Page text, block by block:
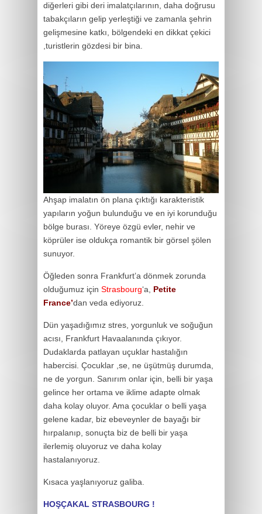
diğerleri gibi deri imalatçılarının, daha doğrusu
tabakçıların gelip yerleştiği ve zamanla şehrin
gelişmesine katkı, bölgendeki en dikkat çekici
,turistlerin gözdesi bir bina.
Ahşap imalatın ön plana çıktığı karakteristik
yapıların yoğun bulunduğu ve en iyi korunduğu
bölge burası. Yöreye özgü evler, nehir ve
köprüler ise oldukça romantik bir görsel şölen
sunuyor.
Öğleden sonra Frankfurt’a dönmek zorunda
olduğumuz için Strasbourg‘a, Petite
France’dan veda ediyoruz.
Dün yaşadığımız stres, yorgunluk ve soğuğun
acısı, Frankfurt Havaalanında çıkıyor.
Dudaklarda patlayan uçuklar hastalığın
habercisi. Çocuklar ,se, ne üşütmüş durumda,
ne de yorgun. Sanırım onlar için, belli bir yaşa
gelince her ortama ve iklime adapte olmak
daha kolay oluyor. Ama çocuklar o belli yaşa
gelene kadar, biz ebeveynler de bayağı bir
hırpalanıp, sonuçta biz de belli bir yaşa
ilerlemiş oluyoruz ve daha kolay
hastalanıyoruz.
Kısaca yaşlanıyoruz galiba.
HOŞÇAKAL STRASBOURG !